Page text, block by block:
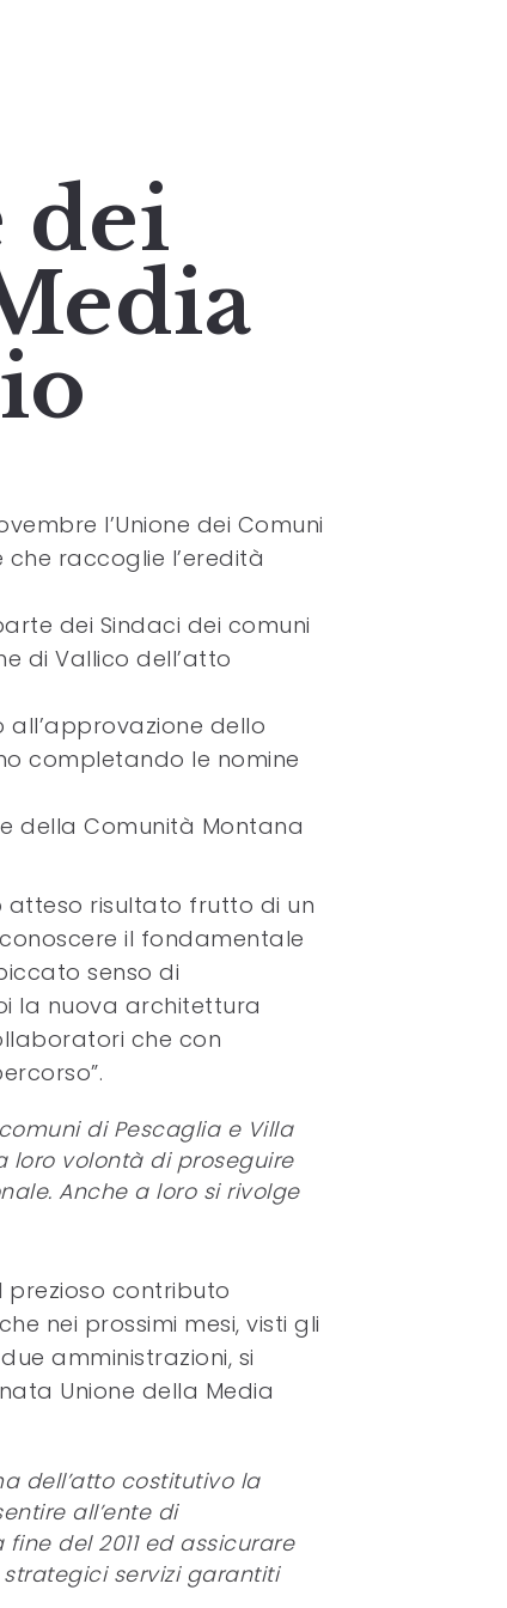
dei
l’Unione dei Comuni
raccoglie l’eredità
dei Sindaci dei comuni
di Vallico dell’atto
all’approvazione dello
completando le nomine
della Comunità Montana
atteso risultato frutto di un
il fondamentale
senso di
la nuova architettura
che con
di Pescaglia e Villa
loro volontà di proseguire
Anche a loro si rivolge
prezioso contributo
nei prossimi mesi, visti gli
amministrazioni, si
Unione della Media
dell’atto costitutivo la
all’ente di
del 2011 ed assicurare
servizi garantiti